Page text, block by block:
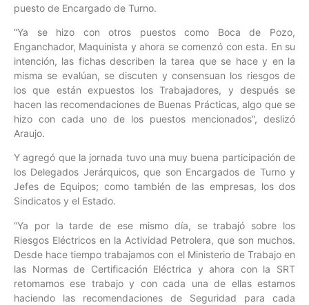
puesto de Encargado de Turno.
“Ya se hizo con otros puestos como Boca de Pozo,
Enganchador, Maquinista y ahora se comenzó con esta. En su
intención, las fichas describen la tarea que se hace y en la
misma se evalúan, se discuten y consensuan los riesgos de
los que están expuestos los Trabajadores, y después se
hacen las recomendaciones de Buenas Prácticas, algo que se
hizo con cada uno de los puestos mencionados”, deslizó
Araujo.
Y agregó que la jornada tuvo una muy buena participación de
los Delegados Jerárquicos, que son Encargados de Turno y
Jefes de Equipos; como también de las empresas, los dos
Sindicatos y el Estado.
“Ya por la tarde de ese mismo día, se trabajó sobre los
Riesgos Eléctricos en la Actividad Petrolera, que son muchos.
Desde hace tiempo trabajamos con el Ministerio de Trabajo en
las Normas de Certificación Eléctrica y ahora con la SRT
retomamos ese trabajo y con cada una de ellas estamos
haciendo las recomendaciones de Seguridad para cada